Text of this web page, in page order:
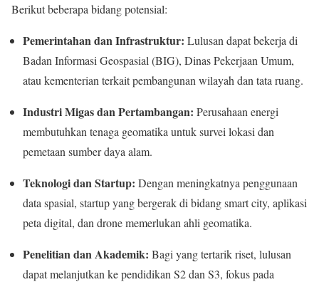
Berikut beberapa bidang potensial:
Pemerintahan dan Infrastruktur: Lulusan dapat bekerja di
Badan Informasi Geospasial (BIG), Dinas Pekerjaan Umum,
atau kementerian terkait pembangunan wilayah dan tata ruang.
Industri Migas dan Pertambangan: Perusahaan energi
membutuhkan tenaga geomatika untuk survei lokasi dan
pemetaan sumber daya alam.
Teknologi dan Startup: Dengan meningkatnya penggunaan
data spasial, startup yang bergerak di bidang smart city, aplikasi
peta digital, dan drone memerlukan ahli geomatika.
Penelitian dan Akademik: Bagi yang tertarik riset, lulusan
dapat melanjutkan ke pendidikan S2 dan S3, fokus pada